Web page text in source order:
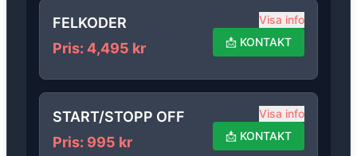
FELKODER
Pris: 4,495 kr
Visa info
📩 KONTAKT
START/STOPP OFF
Pris: 995 kr
Visa info
📩 KONTAKT